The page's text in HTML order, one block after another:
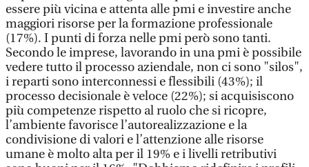
essere più vicina e attenta alle pmi e investire anche
maggiori risorse per la formazione professionale
(17%). I punti di forza nelle pmi però sono tanti.
Secondo le imprese, lavorando in una pmi è possibile
vedere tutto il processo aziendale, non ci sono "silos",
i reparti sono interconnessi e flessibili (43%); il
processo decisionale è veloce (22%); si acquisiscono
più competenze rispetto al ruolo che si ricopre,
l’ambiente favorisce l’autorealizzazione e la
condivisione di valori e l’attenzione alle risorse
umane è molto alta per il 19% e i livelli retributivi